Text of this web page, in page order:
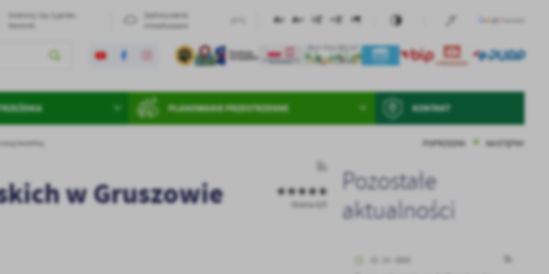
PLANOWANIE PRZESTRZENNE KONTAKT
świetlicą POPRZEDNI NASTĘPNY
w Gruszowie
Ocena 0/5
Pozostałe
aktualności